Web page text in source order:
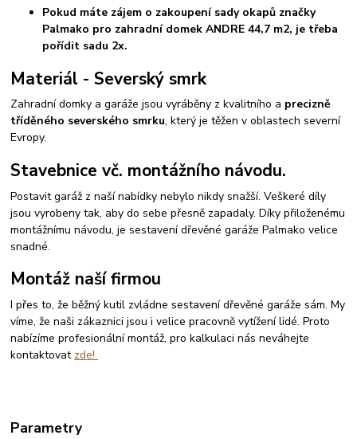
Pokud máte zájem o zakoupení sady okapů značky
Palmako pro zahradní domek ANDRE 44,7 m2, je třeba
pořídit sadu 2x.
Materiál - Severský smrk
Zahradní domky a garáže jsou vyráběny z kvalitního a precizně
tříděného severského smrku, který je těžen v oblastech severní
Evropy.
Stavebnice vč. montážního návodu.
Postavit garáž z naší nabídky nebylo nikdy snažší. Veškeré díly
jsou vyrobeny tak, aby do sebe přesně zapadaly. Díky přiloženému
montážnímu návodu, je sestavení dřevěné garáže Palmako velice
snadné.
Montáž naší firmou
I přes to, že běžný kutil zvládne sestavení dřevěné garáže sám. My
víme, že naši zákaznici jsou i velice pracovně vytížení lidé. Proto
nabízíme profesionální montáž, pro kalkulaci nás neváhejte
kontaktovat zde!
Parametry